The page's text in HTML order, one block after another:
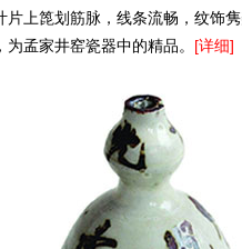
片上箆划筋脉，线条流畅，纹饰
为孟家井窑瓷器中的精品。 [详细]